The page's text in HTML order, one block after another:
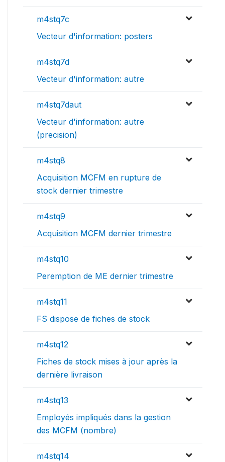
m4stq7c
Vecteur d'information: posters
m4stq7d
Vecteur d'information: autre
m4stq7daut
Vecteur d'information: autre
(precision)
m4stq8
Acquisition MCFM en rupture de
stock dernier trimestre
m4stq9
Acquisition MCFM dernier trimestre
m4stq10
Peremption de ME dernier trimestre
m4stq11
FS dispose de fiches de stock
m4stq12
Fiches de stock mises à jour après la
dernière livraison
m4stq13
Employés impliqués dans la gestion
des MCFM (nombre)
m4stq14